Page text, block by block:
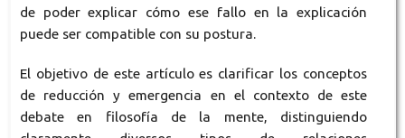
de poder explicar cómo ese fallo en la explicación
puede ser compatible con su postura.
El objetivo de este artículo es clarificar los conceptos
de reducción y emergencia en el contexto de este
debate en filosofía de la mente, distinguiendo